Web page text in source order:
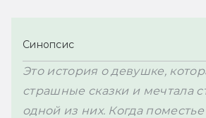
Синопсис
Это история о девушке,
страшные сказки и мечтала
одной из них. Когда